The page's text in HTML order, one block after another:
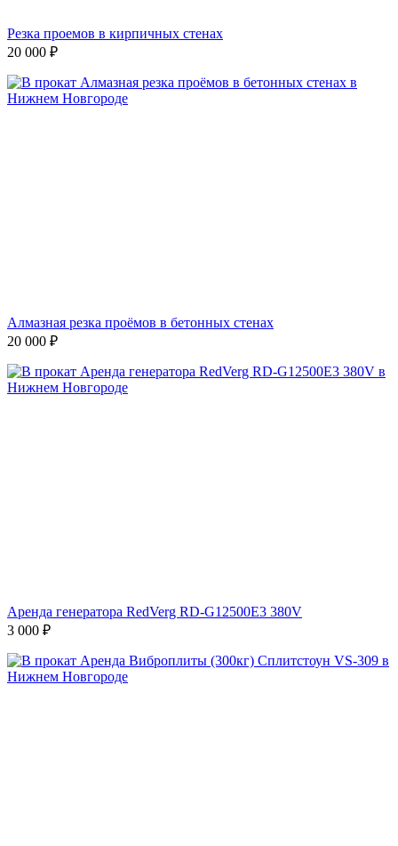
Резка проемов в кирпичных стенах
20 000 ₽
Алмазная резка проёмов в бетонных стенах
20 000 ₽
Аренда генератора RedVerg RD-G12500E3 380V
3 000 ₽